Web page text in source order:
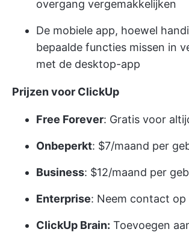
overgang vergemakkelijken
De mobiele app, hoewel
bepaalde functies missen in
met de desktop-app
Prijzen voor ClickUp
Free Forever: Gratis voor
Onbeperkt: $7/maand per
Business: $12/maand per
Enterprise: Neem contact
ClickUp Brain: Toevoegen